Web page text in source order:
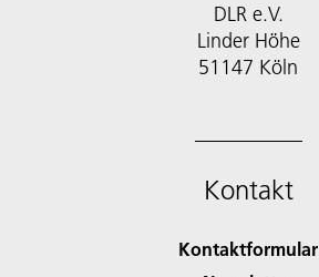
DLR e.V.
Linder Höhe
51147 Köln
Kontakt
Kontaktformular